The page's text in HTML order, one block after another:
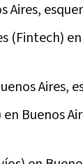
Aires,
(Fintech)
Aires,
Buenos